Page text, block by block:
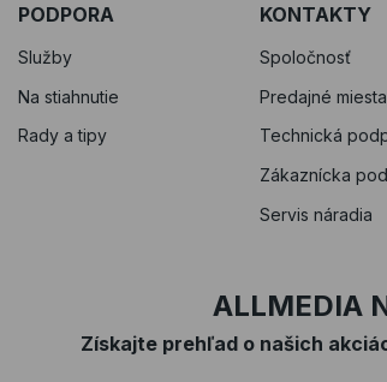
PODPORA
Služby
Na stiahnutie
Rady a tipy
KONTAKTY
Spoločnosť
Predajné miesta
Technická
Zákaznícka
Servis náradia
ALLMEDIA
Získajte prehľad o našich